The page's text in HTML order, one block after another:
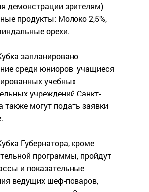
демонстрации зрителям)
продукты: Молоко 2,5%,
орехи.
запланировано
среди юниоров: учащиеся
учебных
учреждений Санкт-
также могут подать заявки
Губернатора, кроме
программы, пройдут
и показательные
ведущих шеф-поваров,